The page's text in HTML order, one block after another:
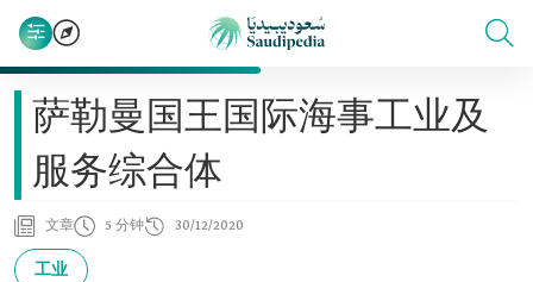
萨勒曼国王国际海事工业及
服务综合体
文章 5 分钟 30/12/2020
工业